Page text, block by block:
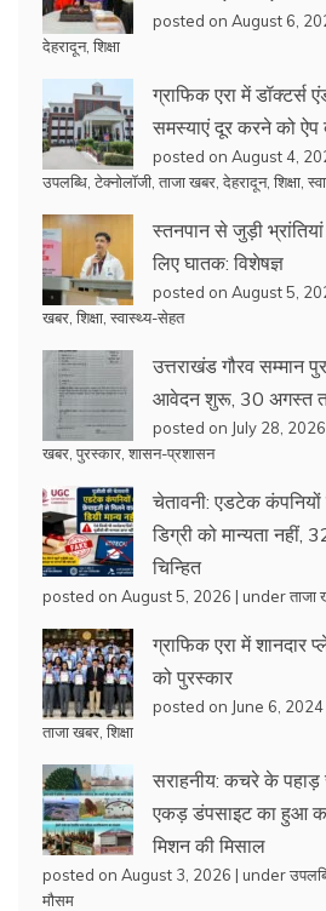
posted on August 6,
देहरादून, शिक्षा
ग्राफिक एरा में डॉक्टर्स
समस्याएं दूर करने को ऐप
posted on August 4,
उपलब्धि टेक्नोलॉजी ताजा खबर देहरादून, शिक्षा
स्तनपान से जुड़ी
लिए घातक: विशेषज्ञ
posted on August 5,
खबर शिक्षा स्वास्थ्य-सेहत
उत्तराखंड गौरव सम्मान
आवेदन शुरू, 30 अगस्त
posted on July 28, 2026
खबर पुरस्कार शासन-प्रशासन
चेतावनी: एडटेक
डिग्री को मान्यता नहीं,
चिन्हित
posted on August 5, 2026 | underताजा
ग्राफिक एरा में शानदार
को पुरस्कार
posted on June 6, 2024
ताजा खबर शिक्षा
सराहनीय: कचरे के पहाड़
एकड़ डंपसाइट का हुआ
मिशन की मिसाल
posted on August 3, 2026 | under
मौसम